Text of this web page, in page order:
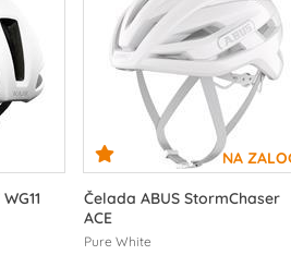
Čelada ABUS StormChaser
ACE
Pure White